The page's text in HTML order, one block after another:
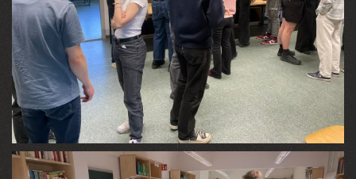
VIEW